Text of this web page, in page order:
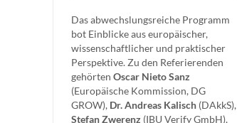
Das abwechslungsreiche Programm
bot Einblicke aus europäischer,
wissenschaftlicher und praktischer
Perspektive. Zu den Referierenden
gehörten Oscar Nieto Sanz
(Europäische Kommission, DG
GROW), Dr. Andreas Kalisch(DAkkS),
Stefan Zwerenz (IBU Verify GmbH),